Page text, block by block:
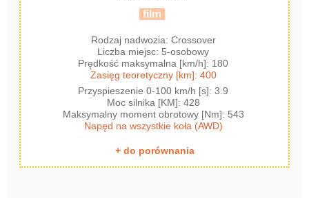
film
Rodzaj nadwozia: Crossover
Liczba miejsc: 5-osobowy
Prędkość maksymalna [km/h]: 180
Zasięg teoretyczny [km]: 400
Przyspieszenie 0-100 km/h [s]: 3.9
Moc silnika [KM]: 428
Maksymalny moment obrotowy [Nm]: 543
Napęd na wszystkie koła (AWD)
+ do porównania